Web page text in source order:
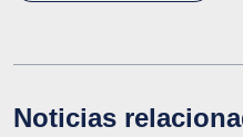
Noticias